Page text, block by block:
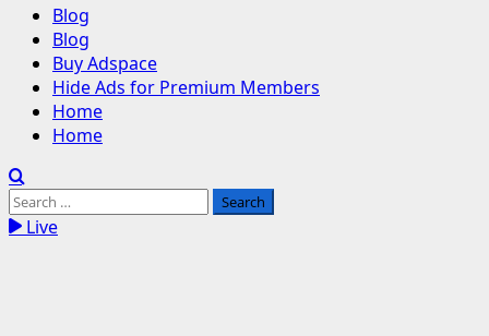
Primary
Menu
Blog
Blog
Buy Adspace
Hide Ads for Premium Members
Home
Home
Search
for:Live